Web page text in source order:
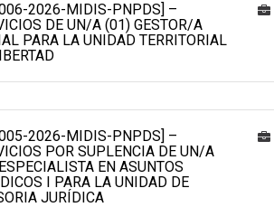
006-2026-MIDIS-PNPDS] –
DE UN/A (01) GESTOR/A
PARA LA UNIDAD TERRITORIAL
005-2026-MIDIS-PNPDS] –
POR SUPLENCIA DE UN/A
EN ASUNTOS
I PARA LA UNIDAD DE
JURÍDICA